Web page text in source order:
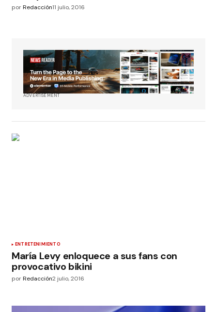
porRedacción11 julio, 2016
ADVERTISEMENT
ENTRETENIMIENTO
María Levy enloquece a sus fans con
provocativo bikini
porRedacción2 julio, 2016